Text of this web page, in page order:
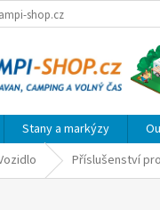
shop.cz
Stany a markýzy
Příslušenství